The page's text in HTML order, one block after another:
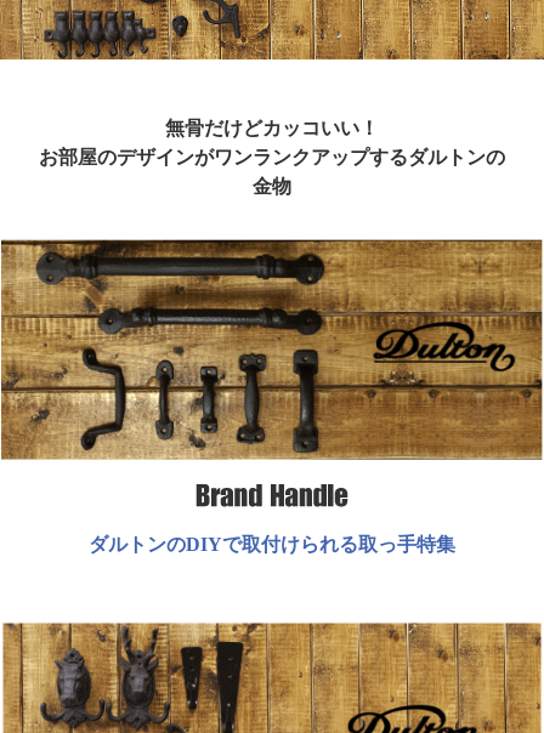
無骨だけどカッコいい！
お部屋のデザインがワンランクアップするダルトンの
金物
ダルトンのDIYで取付けられる取っ手特集